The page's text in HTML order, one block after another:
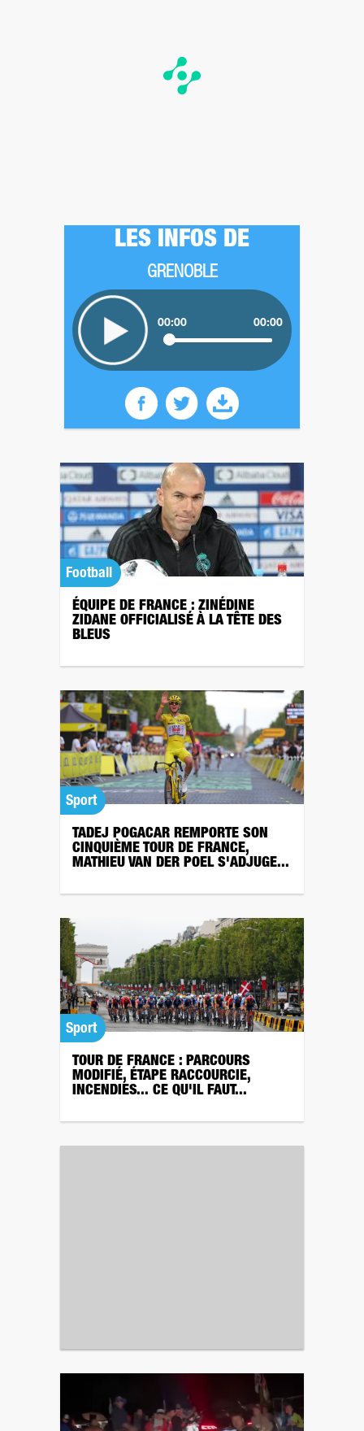
LES INFOS DE
GRENOBLE
00:00 00:00
Football
ÉQUIPE DE FRANCE : ZINÉDINE
ZIDANE OFFICIALISÉ À LA TÊTE DES
BLEUS
Sport
TADEJ POGACAR REMPORTE SON
CINQUIÈME TOUR DE FRANCE,
MATHIEU VAN DER POEL S'ADJUGE...
Sport
TOUR DE FRANCE : PARCOURS
MODIFIÉ, ÉTAPE RACCOURCIE,
INCENDIES... CE QU'IL FAUT...